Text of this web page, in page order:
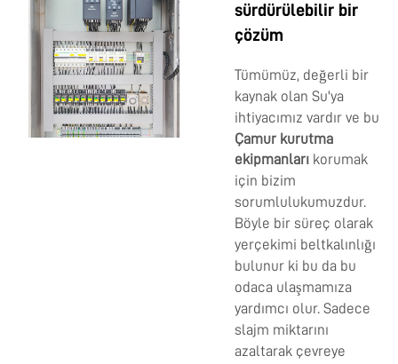
sürdürülebilir bir
çözüm
Tümümüz, değerli bir
kaynak olan Su'ya
ihtiyacımız vardır ve bu
Çamur kurutma
ekipmanları korumak
için bizim
sorumlulukumuzdur.
Böyle bir süreç olarak
yerçekimi beltkalınlığı
bulunur ki bu da bu
odaca ulaşmamıza
yardımcı olur. Sadece
slajm miktarını
azaltarak çevreye